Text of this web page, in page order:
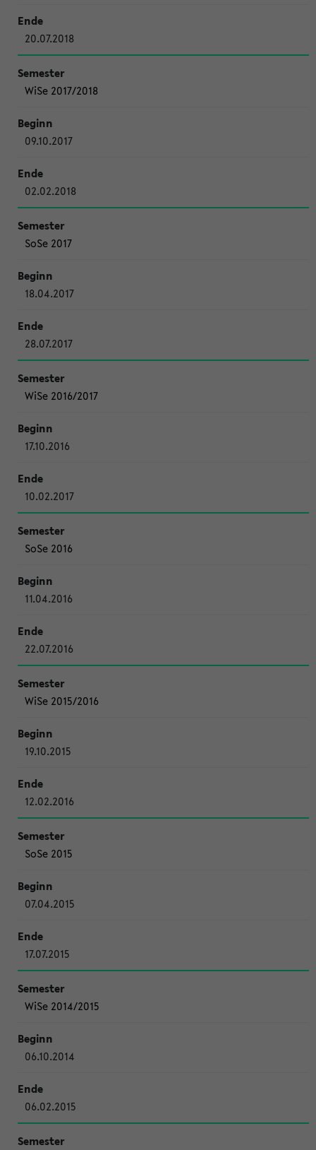
20.07.2018
WiSe 2017/2018
09.10.2017
02.02.2018
SoSe 2017
18.04.2017
28.07.2017
WiSe 2016/2017
17.10.2016
10.02.2017
SoSe 2016
11.04.2016
22.07.2016
WiSe 2015/2016
19.10.2015
12.02.2016
SoSe 2015
07.04.2015
17.07.2015
WiSe 2014/2015
06.10.2014
06.02.2015